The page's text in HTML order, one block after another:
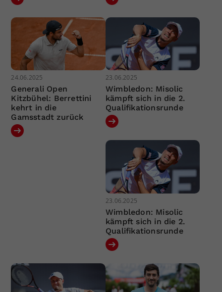
24.06.2025
Generali Open
Kitzbühel: Berrettini
kehrt in die
Gamsstadt zurück
23.06.2025
Wimbledon: Misolic
kämpft sich in die 2.
Qualifikationsrunde
23.06.2025
Wimbledon: Misolic
kämpft sich in die 2.
Qualifikationsrunde